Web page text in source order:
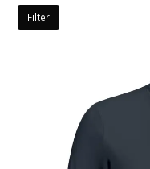
Filter